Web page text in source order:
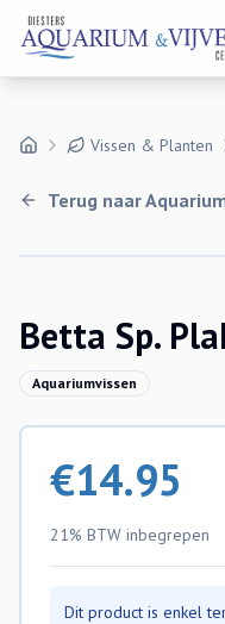
Vissen & Planten
Terug naar
Betta Sp.
Aquariumvissen
€14.95
21% BTW inbegrepen
Dit product is enkel